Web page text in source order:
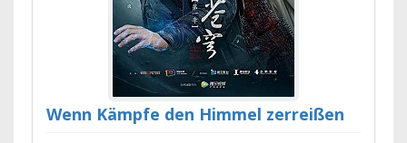
Wenn Kämpfe den Himmel zerreißen